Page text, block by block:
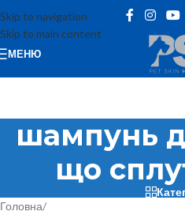
Skip to navigation
Skip to main content
МЕНЮ
шампунь
що
Головна/